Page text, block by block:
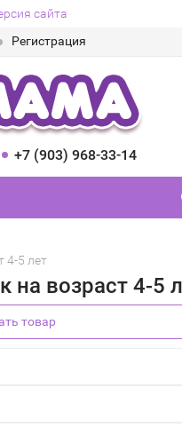
сайта
Регистрация
+7 (903) 968-33-14
4-5 лет
на возраст 4-5
товар